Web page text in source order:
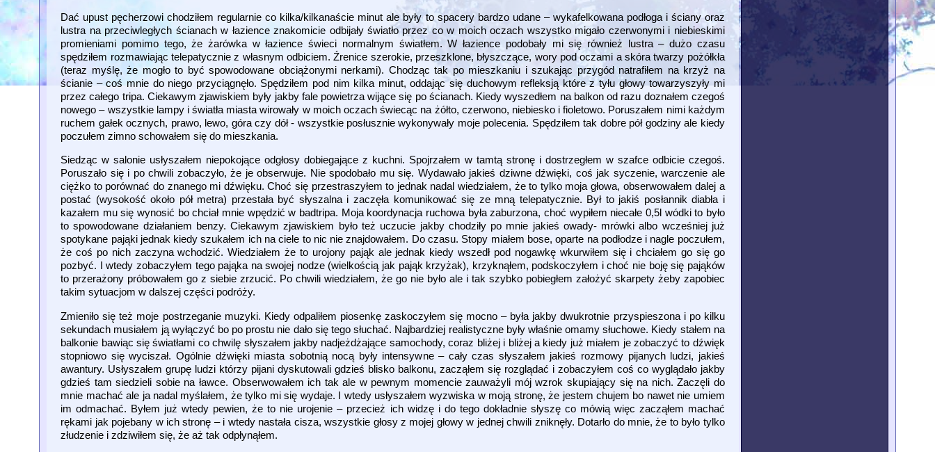
Dać upust pęcherzowi chodziłem regularnie co kilka/kilkanaście minut ale były to spacery bardzo udane – wykafelkowana podłoga i ściany oraz
lustra na przeciwległych ścianach w łazience znakomicie odbijały światło przez co w moich oczach wszystko migało czerwonymi i niebieskimi
promieniami pomimo tego, że żarówka w łazience świeci normalnym światłem. W łazience podobały mi się również lustra – dużo czasu
spędziłem rozmawiając telepatycznie z własnym odbiciem. Źrenice szerokie, przeszklone, błyszczące, wory pod oczami a skóra twarzy pożółkła
(teraz myślę, że mogło to być spowodowane obciążonymi nerkami). Chodząc tak po mieszkaniu i szukając przygód natrafiłem na krzyż na
ścianie – coś mnie do niego przyciągnęło. Spędziłem pod nim kilka minut, oddając się duchowym refleksją które z tyłu głowy towarzyszyły mi
przez całego tripa. Ciekawym zjawiskiem były jakby fale powietrza wijące się po ścianach. Kiedy wyszedłem na balkon od razu doznałem czegoś
nowego – wszystkie lampy i światła miasta wirowały w moich oczach świecąc na żółto, czerwono, niebiesko i fioletowo. Poruszałem nimi każdym
ruchem gałek ocznych, prawo, lewo, góra czy dół - wszystkie posłusznie wykonywały moje polecenia. Spędziłem tak dobre pół godziny ale kiedy
poczułem zimno schowałem się do mieszkania.
Siedząc w salonie usłyszałem niepokojące odgłosy dobiegające z kuchni. Spojrzałem w tamtą stronę i dostrzegłem w szafce odbicie czegoś.
Poruszało się i po chwili zobaczyło, że je obserwuje. Nie spodobało mu się. Wydawało jakieś dziwne dźwięki, coś jak syczenie, warczenie ale
ciężko to porównać do znanego mi dźwięku. Choć się przestraszyłem to jednak nadal wiedziałem, że to tylko moja głowa, obserwowałem dalej a
postać (wysokość około pół metra) przestała być słyszalna i zaczęła komunikować się ze mną telepatycznie. Był to jakiś posłannik diabła i
kazałem mu się wynosić bo chciał mnie wpędzić w badtripa. Moja koordynacja ruchowa była zaburzona, choć wypiłem niecałe 0,5l wódki to było
to spowodowane działaniem benzy. Ciekawym zjawiskiem było też uczucie jakby chodziły po mnie jakieś owady- mrówki albo wcześniej już
spotykane pająki jednak kiedy szukałem ich na ciele to nic nie znajdowałem. Do czasu. Stopy miałem bose, oparte na podłodze i nagle poczułem,
że coś po nich zaczyna wchodzić. Wiedziałem że to urojony pająk ale jednak kiedy wszedł pod nogawkę wkurwiłem się i chciałem go się go
pozbyć. I wtedy zobaczyłem tego pająka na swojej nodze (wielkością jak pająk krzyżak), krzyknąłem, podskoczyłem i choć nie boję się pająków
to przerażony próbowałem go z siebie zrzucić. Po chwili wiedziałem, że go nie było ale i tak szybko pobiegłem założyć skarpety żeby zapobiec
takim sytuacjom w dalszej części podróży.
Zmieniło się też moje postrzeganie muzyki. Kiedy odpaliłem piosenkę zaskoczyłem się mocno – była jakby dwukrotnie przyspieszona i po kilku
sekundach musiałem ją wyłączyć bo po prostu nie dało się tego słuchać. Najbardziej realistyczne były właśnie omamy słuchowe. Kiedy stałem na
balkonie bawiąc się światłami co chwilę słyszałem jakby nadjeżdżające samochody, coraz bliżej i bliżej a kiedy już miałem je zobaczyć to dźwięk
stopniowo się wyciszał. Ogólnie dźwięki miasta sobotnią nocą były intensywne – cały czas słyszałem jakieś rozmowy pijanych ludzi, jakieś
awantury. Usłyszałem grupę ludzi którzy pijani dyskutowali gdzieś blisko balkonu, zacząłem się rozglądać i zobaczyłem coś co wyglądało jakby
gdzieś tam siedzieli sobie na ławce. Obserwowałem ich tak ale w pewnym momencie zauważyli mój wzrok skupiający się na nich. Zaczęli do
mnie machać ale ja nadal myślałem, że tylko mi się wydaje. I wtedy usłyszałem wyzwiska w moją stronę, że jestem chujem bo nawet nie umiem
im odmachać. Byłem już wtedy pewien, że to nie urojenie – przecież ich widzę i do tego dokładnie słyszę co mówią więc zacząłem machać
rękami jak pojebany w ich stronę – i wtedy nastała cisza, wszystkie głosy z mojej głowy w jednej chwili zniknęły. Dotarło do mnie, że to było tylko
złudzenie i zdziwiłem się, że aż tak odpłynąłem.